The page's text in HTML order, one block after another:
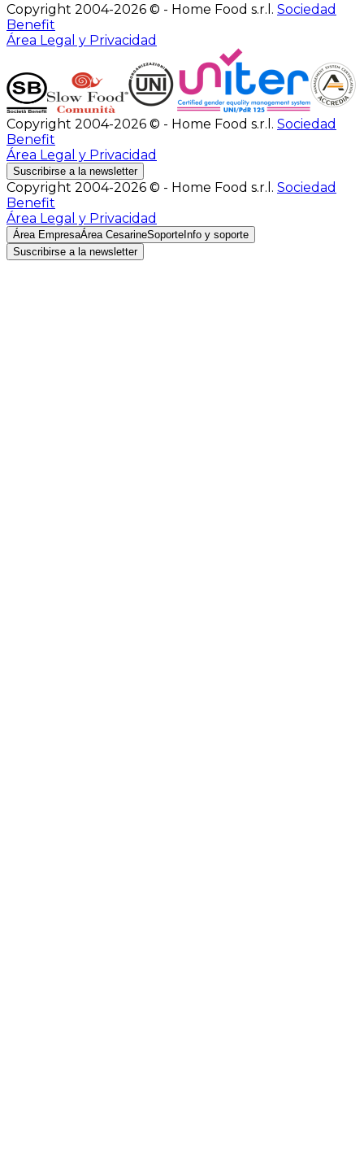
Copyright 2004-2026 © - Home Food s.r.l. Sociedad
Benefit
Área Legal y Privacidad
Copyright 2004-2026 © - Home Food s.r.l. Sociedad
Benefit
Área Legal y Privacidad
Suscribirse a la newsletter
Copyright 2004-2026 © - Home Food s.r.l. Sociedad
Benefit
Área Legal y Privacidad
Área EmpresaÁrea CesarineSoporte Info y soporte
Suscribirse a la newsletter